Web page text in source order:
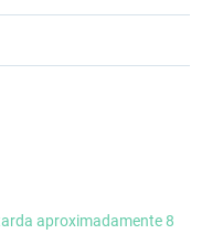
aproximadamente 8